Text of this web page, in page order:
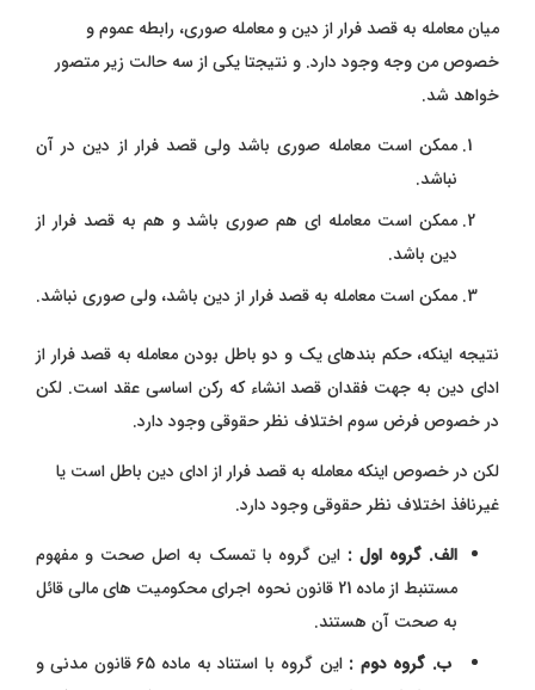
میان معامله به قصد فرار از دین و معامله صوری، رابطه عموم و
خصوص من وجه وجود دارد. و نتیجتا یکی از سه حالت زیر متصور
خواهد شد.
ممکن است معامله صوری باشد ولی قصد فرار از دین در آن
نباشد.
ممکن است معامله ای هم صوری باشد و هم به قصد فرار از
دین باشد.
ممکن است معامله به قصد فرار از دین باشد، ولی صوری نباشد.
نتیجه اینکه، حکم بندهای یک و دو باطل بودن معامله به قصد فرار از
ادای دین به جهت فقدان قصد انشاء که رکن اساسی عقد است. لکن
در خصوص فرض سوم اختلاف نظر حقوقی وجود دارد.
لکن در خصوص اینکه معامله به قصد فرار از ادای دین باطل است یا
غیرنافذ اختلاف نظر حقوقی وجود دارد.
الف. گروه اول : این گروه با تمسک به اصل صحت و مفهوم
مستنبط از ماده 21 قانون نحوه اجرای محکومیت های مالی قائل
به صحت آن هستند.
ب. گروه دوم :
این گروه با استناد به ماده 65 قانون مدنی و